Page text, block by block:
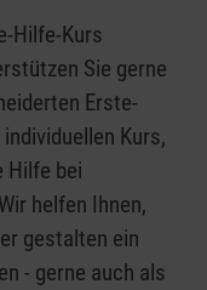
Hilfe-Kurs
Sie gerne
Erste-
Kurs,
Hilfe bei
helfen Ihnen,
gestalten ein
- gerne auch als